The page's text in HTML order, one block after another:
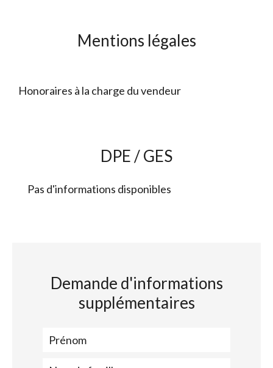
Mentions légales
Honoraires à la charge du vendeur
DPE / GES
Pas d'informations disponibles
Demande d'informations
supplémentaires